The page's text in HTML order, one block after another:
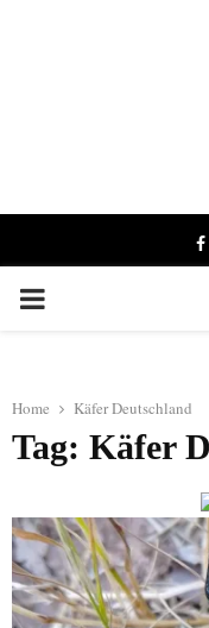
PRIMARY
Home Käfer Deutschland
Tag: Käfer